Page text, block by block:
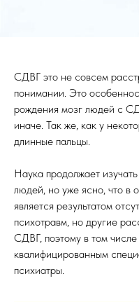
СДВГ это не совсем
понимании. Это
рождения мозг людей с
иначе. Так же, как у
длинные пальцы.
Наука продолжает
людей, но уже ясно, что в
является результатом
психотравм, но другие
СДВГ, поэтому в том
квалифицированным
психиатры.